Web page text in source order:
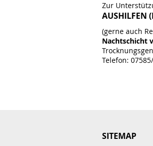
Zur
AUSHILFEN
(gerne auch
Nachtschicht
Telefon:
SITEMAP